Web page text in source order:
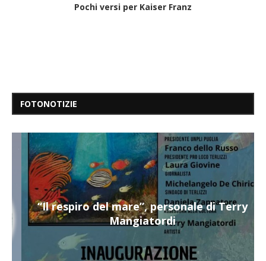
Pochi versi per Kaiser Franz
FOTONOTIZIE
“Il respiro del mare”, personale di Terry
Mangiatordi